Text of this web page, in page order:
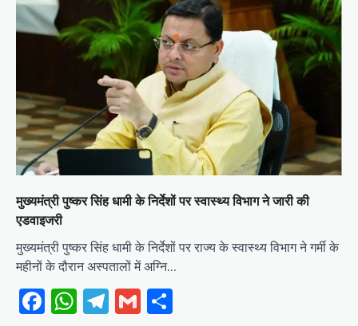
मुख्यमंत्री पुष्कर सिंह धामी के निर्देशों पर स्वास्थ्य विभाग ने जारी की
एडवाइजरी
मुख्यमंत्री पुष्कर सिंह धामी के निर्देशों पर राज्य के स्वास्थ्य विभाग ने गर्मी के
महीनों के दौरान अस्पतालों में अग्नि…
Facebook
WhatsApp
Telegram
Gmail